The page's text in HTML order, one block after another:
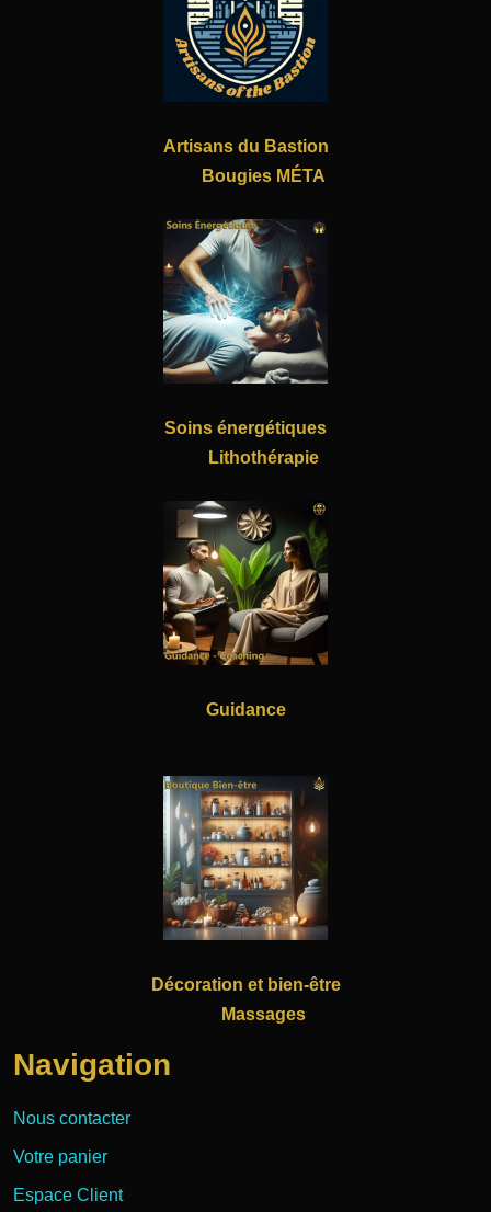
Artisans du Bastion
Bougies MÉTA
Soins énergétiques
Lithothérapie
Guidance
Décoration et bien-être
Massages
Navigation
Nous contacter
Votre panier
Espace Client